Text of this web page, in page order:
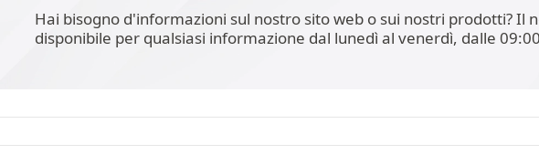
Hai bisogno d'informazioni sul nostro sito web o sui nostri prodotti? Il
disponibile per qualsiasi informazione dal lunedì al venerdì, dalle